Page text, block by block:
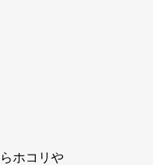
ホコリや